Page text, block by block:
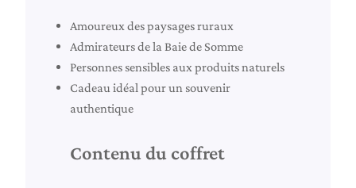
g
e
»
Amoureux des paysages ruraux
Admirateurs de la Baie de Somme
Personnes sensibles aux produits naturels
Cadeau idéal pour un souvenir
authentique
Contenu du coffret